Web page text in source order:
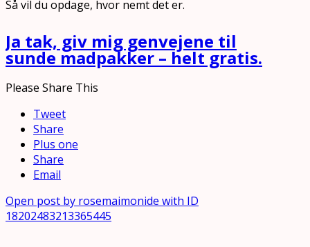
Så vil du opdage, hvor nemt det er.
Ja tak, giv mig genvejene til
sunde madpakker – helt gratis.
Please Share This
Tweet
Share
Plus one
Share
Email
Open post by rosemaimonide with ID
18202483213365445